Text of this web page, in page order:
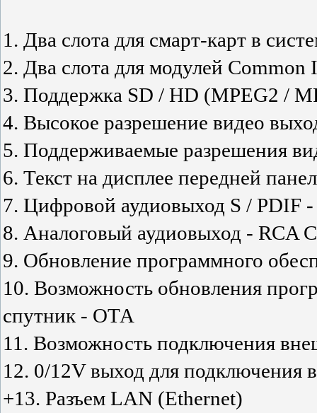
1. Два слота для смарт-карт в
2. Два слота для модулей Common
3. Поддержка SD / HD (MPEG2 /
4. Высокое разрешение видео
5. Поддерживаемые разрешения
6. Текст на дисплее передней
7. Цифровой аудиовыход S / PDIF
8. Аналоговый аудиовыход - RCA
9. Обновление программного
10. Возможность обновления
спутник - ОТА
11. Возможность подключения
12. 0/12V выход для подключения
+13. Разъем LAN (Ethernet)